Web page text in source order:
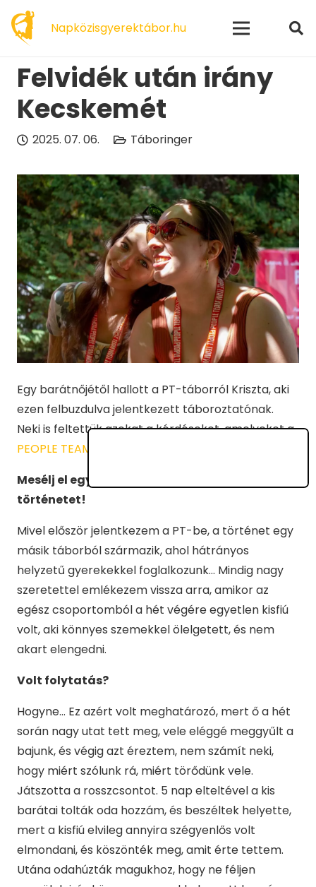
Napközisgyerektábor.hu
Felvidék után irány
Kecskemét
2025. 07. 06. Táboringer
Egy barátnőjétől hallott a PT-táborról Kriszta, aki
ezen felbuzdulva jelentkezett táboroztatónak.
Neki is feltettük azokat a kérdéseket, amelyeket a
PEOPLE TEAM
Mesélj el egy számodra különleges tábori
történetet!
Mivel először jelentkezem a PT-be, a történet egy
másik táborból származik, ahol hátrányos
helyzetű gyerekekkel foglalkozunk… Mindig nagy
szeretettel emlékezem vissza arra, amikor az
egész csoportomból a hét végére egyetlen kisfiú
volt, aki könnyes szemekkel ölelgetett, és nem
akart elengedni.
Volt folytatás?
Hogyne… Ez azért volt meghatározó, mert ő a hét
során nagy utat tett meg, vele eléggé meggyűlt a
bajunk, és végig azt éreztem, nem számít neki,
hogy miért szólunk rá, miért törődünk vele.
Játszotta a rosszcsontot. 5 nap elteltével a kis
barátai tolták oda hozzám, és beszéltek helyette,
mert a kisfiú elvileg annyira szégyenlős volt
elmondani, és köszönték meg, amit érte tettem.
Utána odahúzták magukhoz, hogy ne féljen